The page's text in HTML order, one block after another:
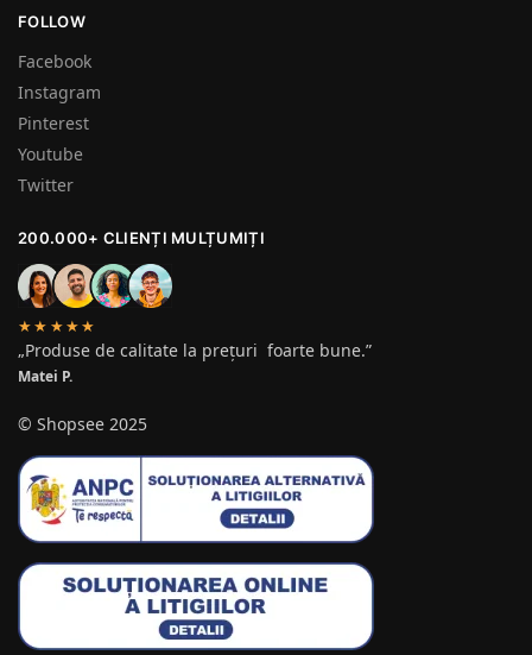
FOLLOW
Facebook
Instagram
Pinterest
Youtube
Twitter
200.000+ CLIENȚI MULȚUMIȚI
★★★★★
„Produse de calitate la prețuri foarte bune.”
Matei P.
© Shopsee 2025